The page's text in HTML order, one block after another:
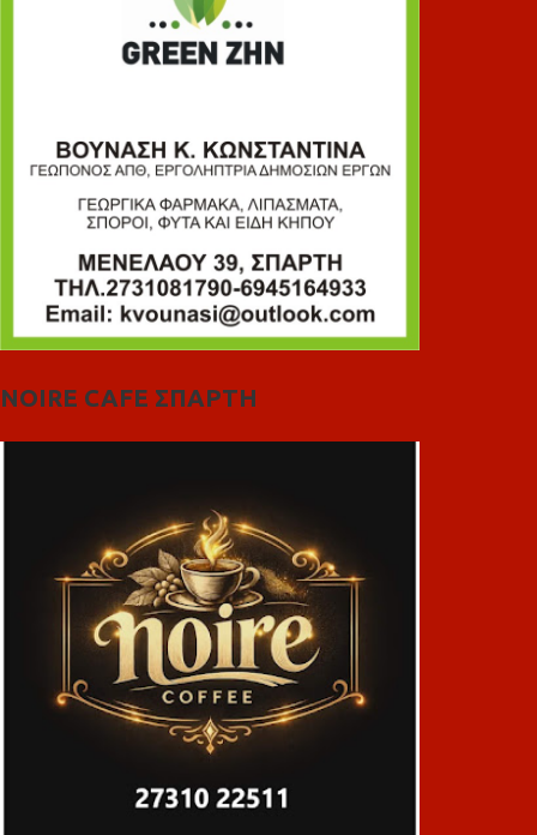
NOIRE CAFE ΣΠΑΡΤΗ